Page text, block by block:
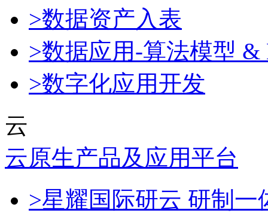
>数据资产入表
>数据应用-算法模型 &
>数字化应用开发
云
云原生产品及应用平台
>星耀国际研云 研制